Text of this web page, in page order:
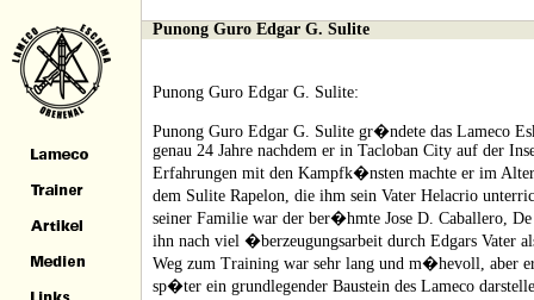
Punong Guro Edgar G. Sulite
Punong Guro Edgar G. Sulite:
Punong Guro Edgar G. Sulite gr�ndete das Lameco
genau 24 Jahre nachdem er in Tacloban City auf der
Erfahrungen mit den Kampfk�nsten machte er im
dem Sulite Rapelon, die ihm sein Vater Helacrio
seiner Familie war der ber�hmte Jose D. Caballero,
ihn nach viel �berzeugungsarbeit durch Edgars Vater
Weg zum Training war sehr lang und m�hevoll, aber
sp�ter ein grundlegender Baustein des Lameco